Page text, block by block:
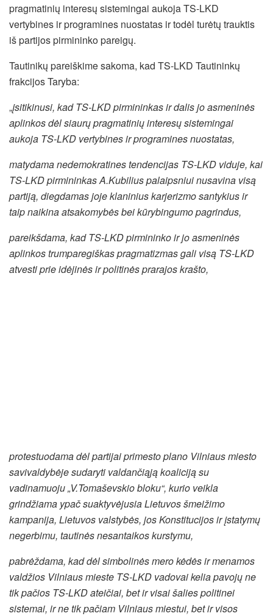
pragmatinių interesų sistemingai aukoja TS-LKD
vertybines ir programines nuostatas ir todėl turėtų trauktis
iš partijos pirmininko pareigų.
Tautinikų pareiškime sakoma, kad TS-LKD Tautininkų
frakcijos Taryba:
„įsitikinusi, kad TS-LKD pirmininkas ir dalis jo asmeninės
aplinkos dėl siaurų pragmatinių interesų sistemingai
aukoja TS-LKD vertybines ir programines nuostatas,
matydama nedemokratines tendencijas TS-LKD viduje, kai
TS-LKD pirmininkas A.Kubilius palaipsniui nusavina visą
partiją, diegdamas joje klaninius karjerizmo santykius ir
taip naikina atsakomybės bei kūrybingumo pagrindus,
pareikšdama, kad TS-LKD pirmininko ir jo asmeninės
aplinkos trumparegiškas pragmatizmas gali visą TS-LKD
atvesti prie idėjinės ir politinės prarajos krašto,
protestuodama dėl partijai primesto plano Vilniaus miesto
savivaldybėje sudaryti valdančiąją koaliciją su
vadinamuoju „V.Tomaševskio bloku“, kurio veikla
grindžiama ypač suaktyvėjusia Lietuvos šmeižimo
kampanija, Lietuvos valstybės, jos Konstitucijos ir įstatymų
negerbimu, tautinės nesantaikos kurstymu,
pabrėždama, kad dėl simbolinės mero kėdės ir menamos
valdžios Vilniaus mieste TS-LKD vadovai kelia pavojų ne
tik pačios TS-LKD ateičiai, bet ir visai šalies politinei
sistemai, ir ne tik pačiam Vilniaus miestui, bet ir visos